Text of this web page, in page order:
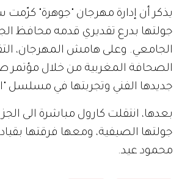
يذكر أن إدارة مهرجان "جوهرة"
جولتها بدرع تقديري قدمه محافظ
الجامعي. وعلى هامش المهرجان،
الصحافة المغربية من خلال مؤتمر
جديدها الفني وتجربتها في مسلسل
بعدها، انتقلت كارول مباشرة الى
جولتها الصيفية، ومعها فرقتها
محمود عيد.